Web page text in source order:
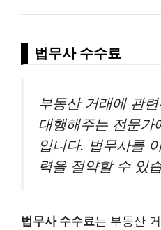
법무사 수수료
부동산 거래에 관
대행해주는 전문가
입니다. 법무사를
력을 절약할 수 있
법무사 수수료는 부동산